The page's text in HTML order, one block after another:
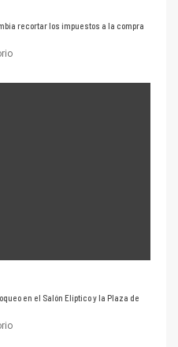
recortar los impuestos a la compra
en el Salón Elíptico y la Plaza de